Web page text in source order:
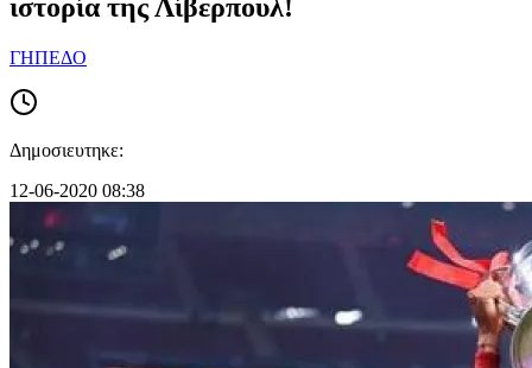
ιστορία της Λίβερπουλ!
ΓΗΠΕΔΟ
Δημοσιευτηκε:
12-06-2020 08:38